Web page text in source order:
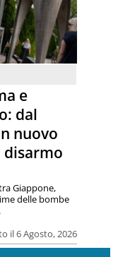
e
dal
nuovo
disarmo
il 6 Agosto, 2026
Giappone,
delle bombe